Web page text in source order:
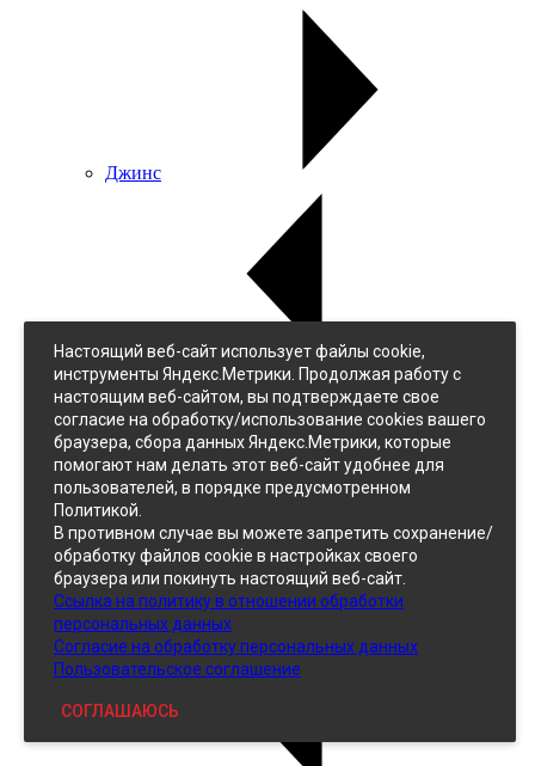
Джинс
Джинс
Однотонный
Принтованный
Кожзам
Настоящий веб-сайт использует файлы cookie,
инструменты Яндекс.Метрики. Продолжая работу с
настоящим веб-сайтом, вы подтверждаете свое
согласие на обработку/использование cookies вашего
браузера, сбора данных Яндекс.Метрики, которые
помогают нам делать этот веб-сайт удобнее для
пользователей, в порядке предусмотренном
Политикой.
В противном случае вы можете запретить сохранение/
обработку файлов cookie в настройках своего
браузера или покинуть настоящий веб-сайт.
Ссылка на политику в отношении обработки
персональных данных
Согласие на обработку персональных данных
Пользовательское соглашение
СОГЛАШАЮСЬ